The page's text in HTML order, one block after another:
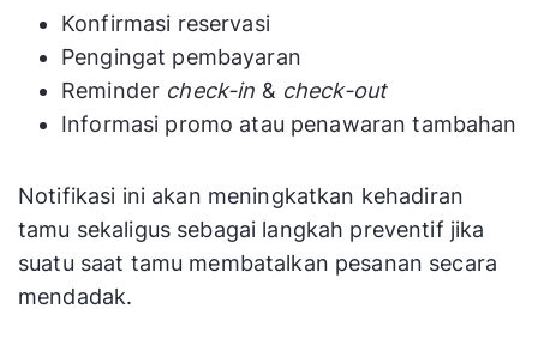
Konfirmasi reservasi
Pengingat pembayaran
Reminder check-in & check-out
Informasi promo atau penawaran tambahan
Notifikasi ini akan meningkatkan kehadiran
tamu sekaligus sebagai langkah preventif jika
suatu saat tamu membatalkan pesanan secara
mendadak.